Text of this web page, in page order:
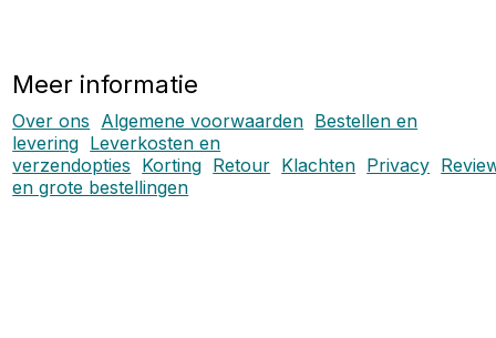
Meer informatie
Over ons Algemene voorwaarden Bestellen en
levering Leverkosten en
verzendopties Korting Retour Klachten Privacy
en grote bestellingen